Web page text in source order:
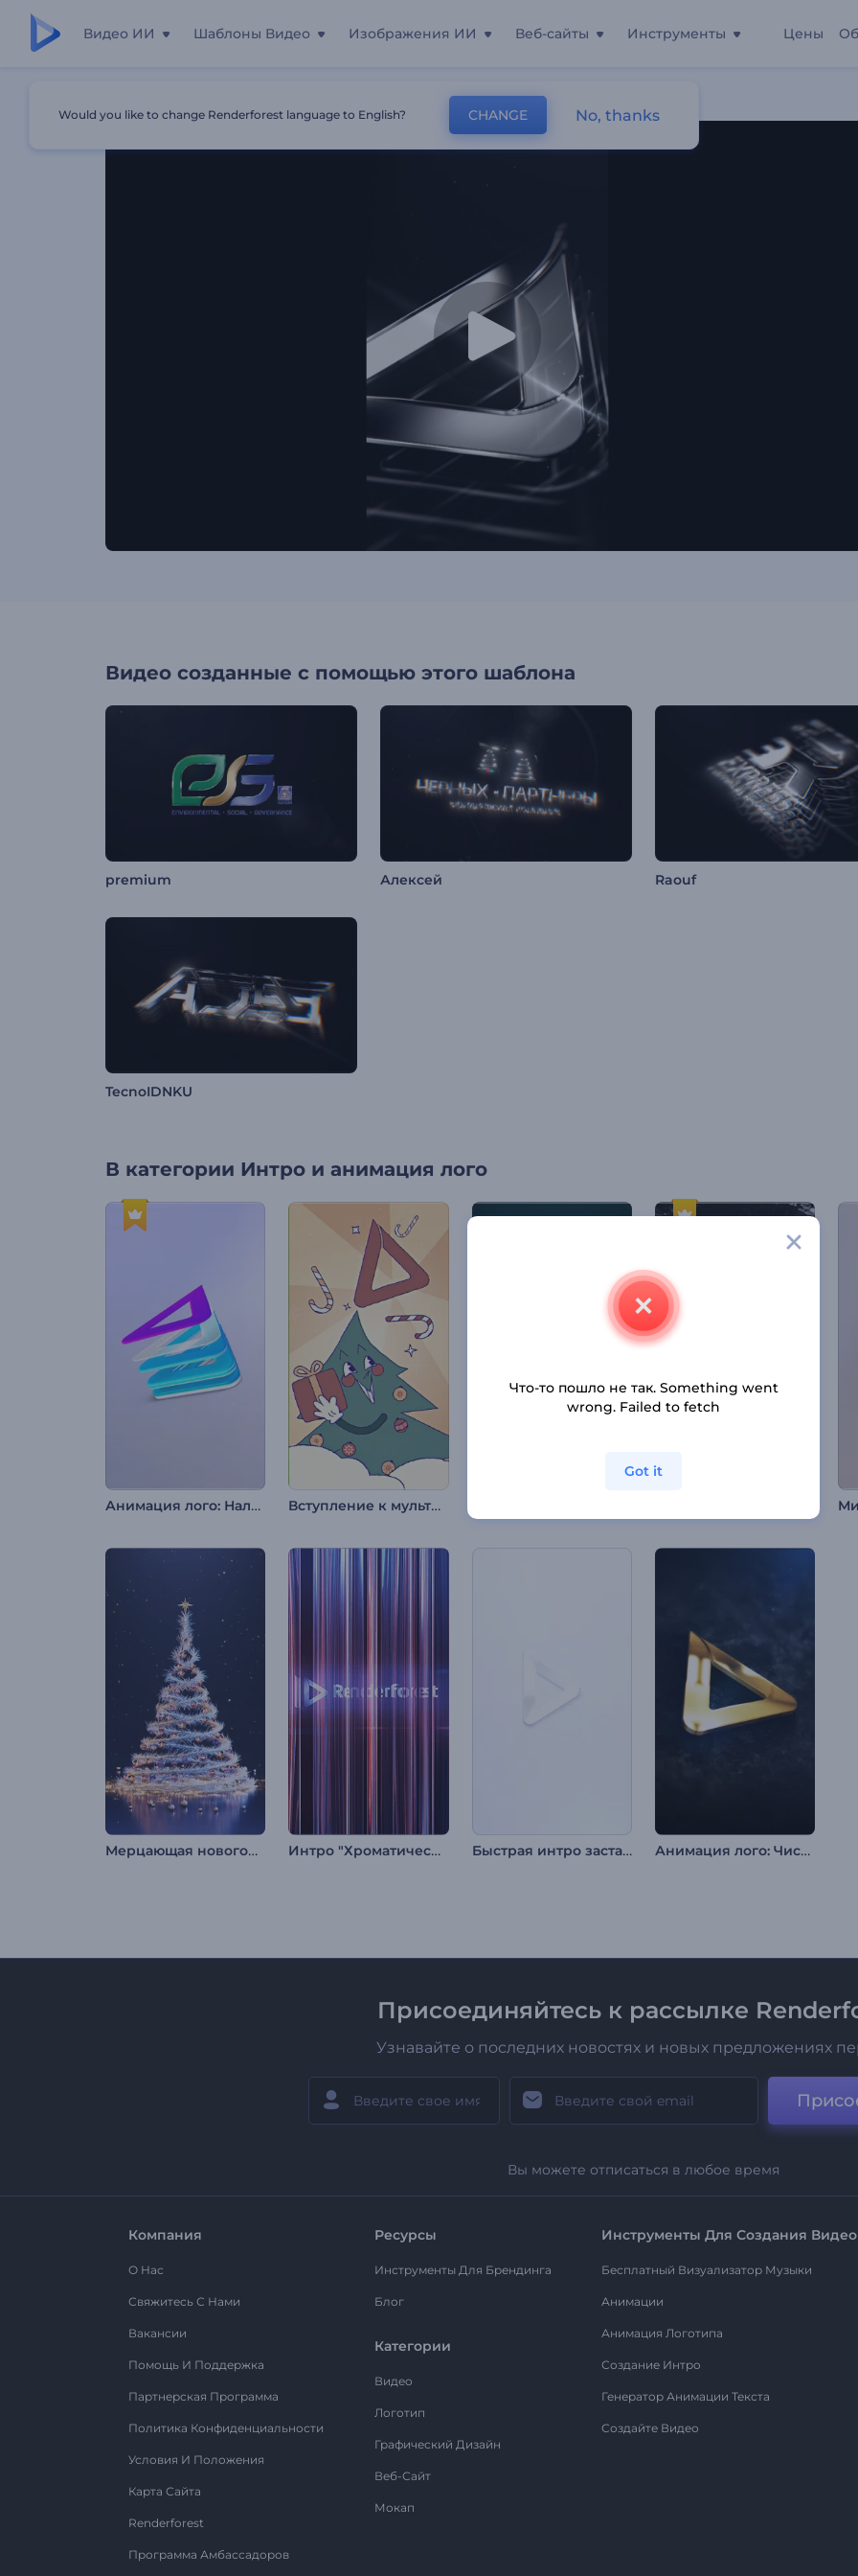
Видео ИИ Шаблоны Видео Изображения ИИ Веб-сайты Инструменты Цены
Видео созданные с помощью этого шаблона
premium Алексей Raouf
TecnoIDNKU
В категории Интро и анимация лого
Анимация лого: Наложение слоев Вступление к мультфильму «Рождественский подарок»
Мерцающая новогодняя елка Интро "Хроматическая рефракция" Быстрая интро заставка для бизнеса Анимация лого: Чистый металл
Присоединяйтесь к рассылке
Узнавайте о последних новостях и новых предложениях
Вы можете отписаться в любое время
Компания
О Нас
Свяжитесь С Нами
Вакансии
Помощь И Поддержка
Партнерская Программа
Политика Конфиденциальности
Условия И Положения
Карта Сайта
Renderforest
Программа Амбассадоров
Ресурсы
Инструменты Для Брендинга
Блог
Категории
Видео
Логотип
Графический Дизайн
Веб-Сайт
Мокап
Инструменты Для Создания Видео
Бесплатный Визуализатор Музыки
Анимации
Анимация Логотипа
Создание Интро
Генератор Анимации Текста
Создайте Видео
Would you like to change Renderforest language to English? CHANGE No, thanks
Что-то пошло не так. Something went
wrong. Failed to fetch
Got it